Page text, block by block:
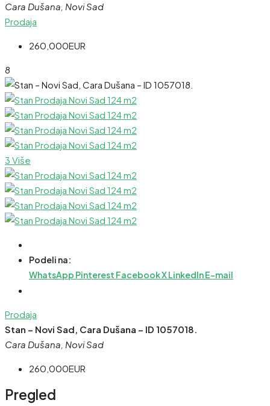
Cara Dušana, Novi Sad
Prodaja
260,000EUR
8
3 Više
Podeli na:
WhatsApp Pinterest FacebookXLinkedInE-mail
Prodaja
Stan – Novi Sad, Cara Dušana – ID 1057018.
Cara Dušana, Novi Sad
260,000EUR
Pregled